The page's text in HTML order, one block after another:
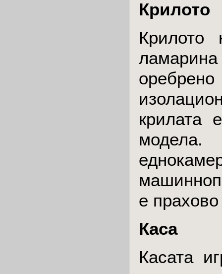
Крилото
Крилото
крилата
е
Каса
Касата